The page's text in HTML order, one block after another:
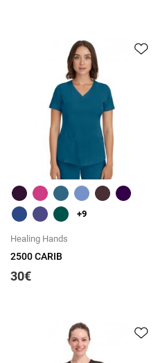
Быстрый обзор
+9
Healing Hands
2500 CARIB
30€